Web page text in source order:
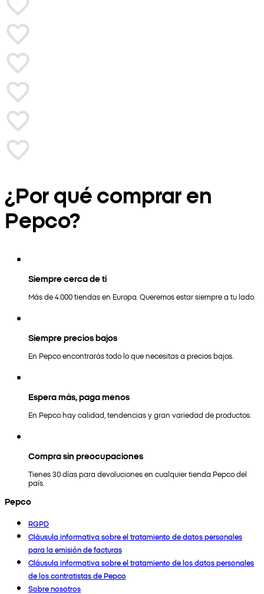
¿Por qué comprar en
Pepco?
Siempre cerca de ti
Más de 4.000 tiendas en Europa. Queremos estar siempre a tu lado.
Siempre precios bajos
En Pepco encontrarás todo lo que necesitas a precios bajos.
Espera más, paga menos
En Pepco hay calidad, tendencias y gran variedad de productos.
Compra sin preocupaciones
Tienes 30 días para devoluciones en cualquier tienda Pepco del
país.
Pepco
RGPD
Cláusula informativa sobre el tratamiento de datos personales
para la emisión de facturas
Cláusula informativa sobre el tratamiento de los datos personales
de los contratistas de Pepco
Sobre nosotros